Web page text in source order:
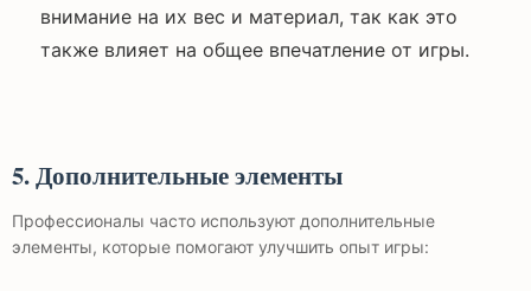
внимание на их вес и материал, так как это
также влияет на общее впечатление от игры.
5. Дополнительные элементы
Профессионалы часто используют дополнительные
элементы, которые помогают улучшить опыт игры: